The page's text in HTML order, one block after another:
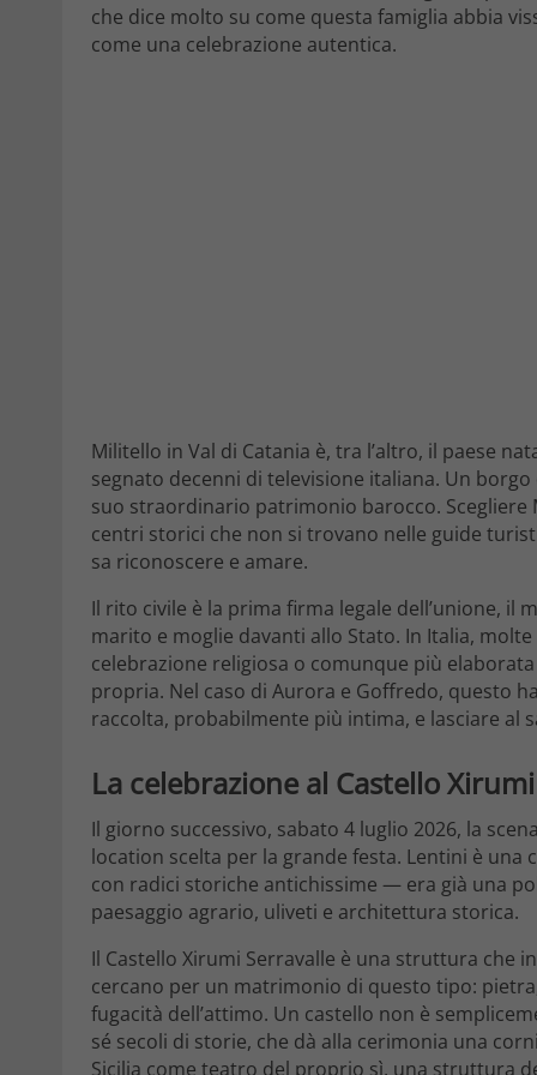
che dice molto su come questa famiglia abbia
come una celebrazione autentica.
Militello in Val di Catania è, tra l’altro, il paese
segnato decenni di televisione italiana. Un
suo straordinario patrimonio barocco. Scegliere
centri storici che non si trovano nelle guide
sa riconoscere e amare.
Il rito civile è la prima firma legale dell’unione,
marito e moglie davanti allo Stato. In Italia,
celebrazione religiosa o comunque più
propria. Nel caso di Aurora e Goffredo, questo
raccolta, probabilmente più intima, e lasciare al
La celebrazione al Castello
Il giorno successivo, sabato 4 luglio 2026, la
location scelta per la grande festa. Lentini è una
con radici storiche antichissime — era già una
paesaggio agrario, uliveti e architettura storica.
Il Castello Xirumi Serravalle è una struttura che
cercano per un matrimonio di questo tipo:
fugacità dell’attimo. Un castello non è
sé secoli di storie, che dà alla cerimonia una
Sicilia come teatro del proprio sì, una struttura